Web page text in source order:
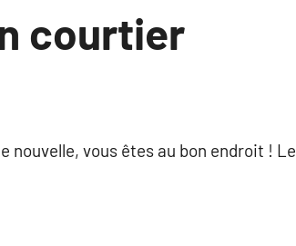
courtier
nouvelle, vous êtes au bon endroit ! Le